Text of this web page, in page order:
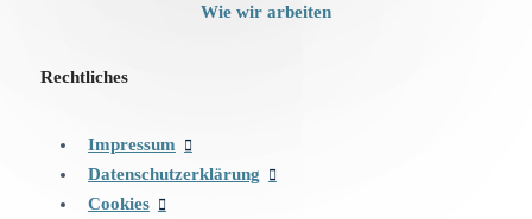
Wie wir arbeiten
Rechtliches
Impressum
Datenschutzerklärung
Cookies